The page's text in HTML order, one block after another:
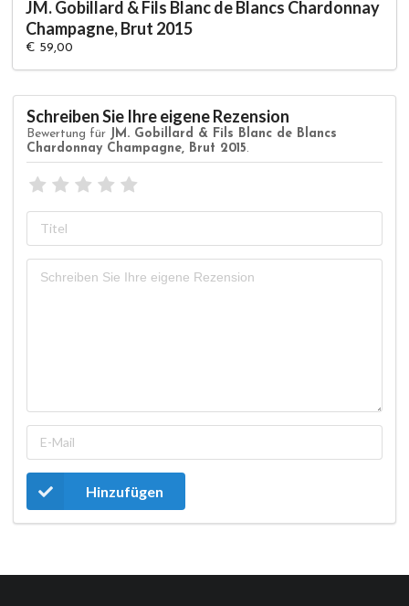
JM. Gobillard & Fils Blanc de Blancs Chardonnay
Champagne, Brut 2015
€ 59,00
Schreiben Sie Ihre eigene Rezension
Bewertung für
JM. Gobillard & Fils Blanc de Blancs
Chardonnay Champagne, Brut 2015.
Hinzufügen